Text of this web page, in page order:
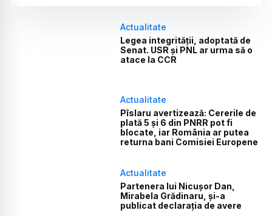
Actualitate
Legea integrității, adoptată de
Senat. USR și PNL ar urma să o
atace la CCR
Actualitate
Pîslaru avertizează: Cererile de
plată 5 și 6 din PNRR pot fi
blocate, iar România ar putea
returna bani Comisiei Europene
Actualitate
Partenera lui Nicușor Dan,
Mirabela Grădinaru, și-a
publicat declarația de avere